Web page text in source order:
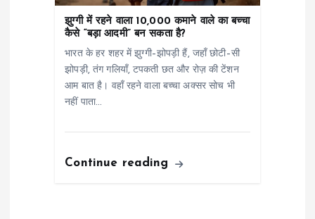
झुग्गी में रहने वाला 10,000 कमाने वाले का बच्चा
कैसे “बड़ा आदमी” बन सकता है?
भारत के हर शहर में झुग्गी–झोपड़ी हैं, जहाँ छोटी–सी
झोपड़ी, तंग गलियाँ, टपकती छत और रोज़ की टेंशन
आम बात है। वहाँ रहने वाला बच्चा अक्सर सोच भी
नहीं पाता…
Continue reading